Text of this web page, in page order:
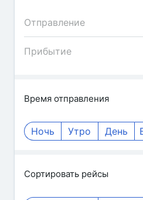
Время отправления
Ночь Утро День
Сортировать рейсы